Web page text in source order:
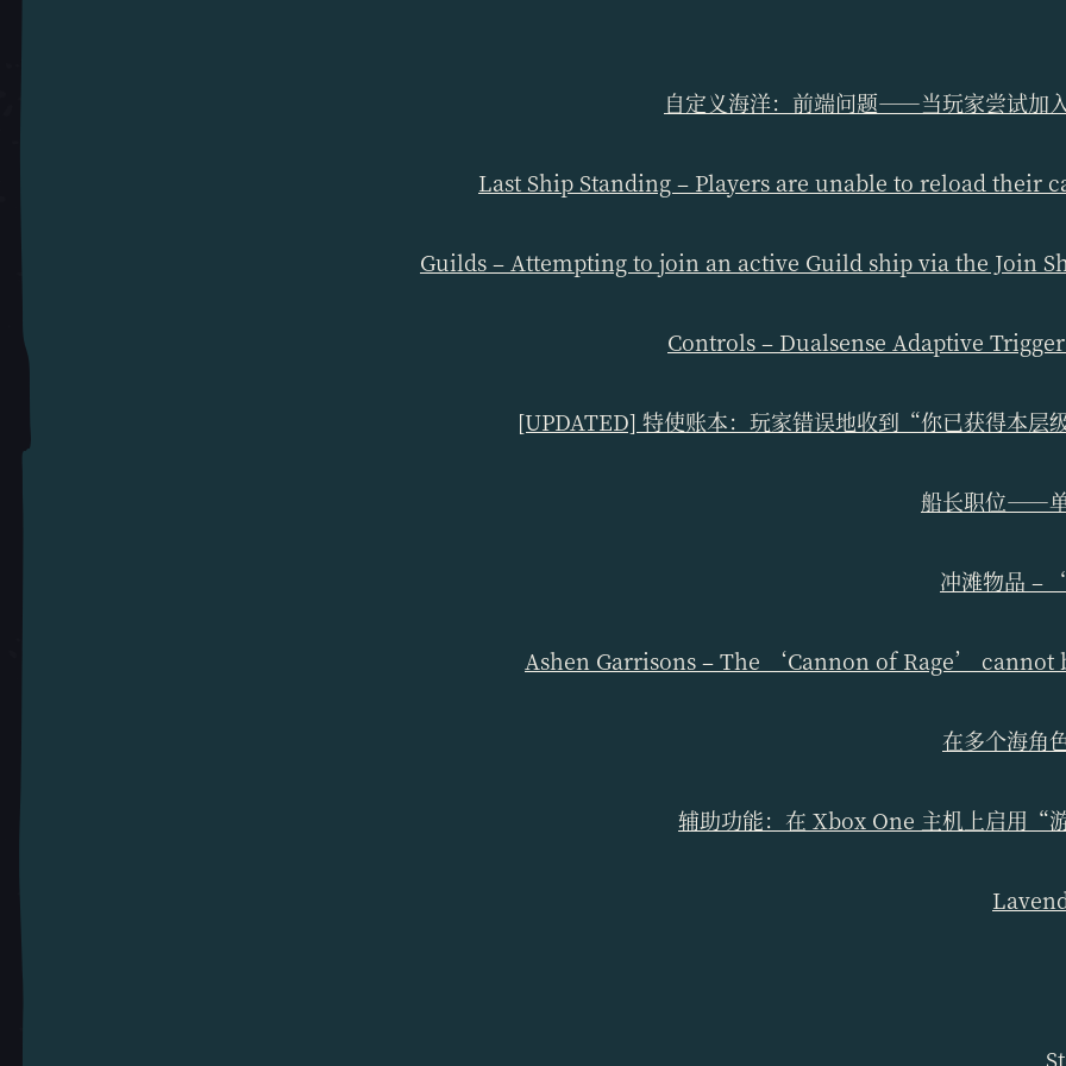
自定义海洋：前端问题——当玩家尝试加
Last Ship Standing – Players are unable to reload their
Guilds – Attempting to join an active Guild ship via the Join
Controls – Dualsense Adaptive
[UPDATED] 特使账本：玩家错误地收到“你已获得本
船长职位——单
冲滩物品 –
Ashen Garrisons – The ‘Cannon of Rage’
在多个海角
辅助功能：在 Xbox One 主机上启用“